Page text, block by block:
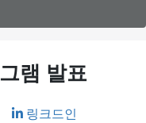
램 발표
링크드인